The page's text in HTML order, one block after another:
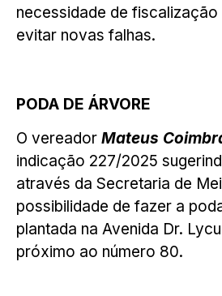
necessidade de
evitar novas falhas.
PODA DE ÁRVORE
O vereador Mateus
indicação 227/2025
através da Secretaria de
possibilidade de fazer a
plantada na Avenida Dr.
próximo ao número 80.